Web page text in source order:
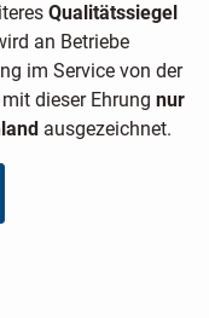
Qualitätssiegel
an Betriebe
im Service von der
dieser Ehrung nur
ausgezeichnet.